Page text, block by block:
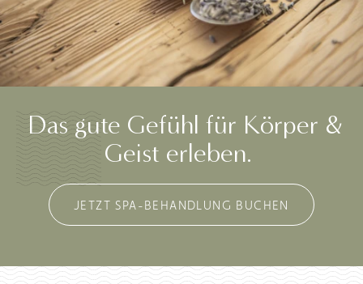
Das gute Gefühl für Körper &
Geist erleben.
JETZT SPA-BEHANDLUNG BUCHEN